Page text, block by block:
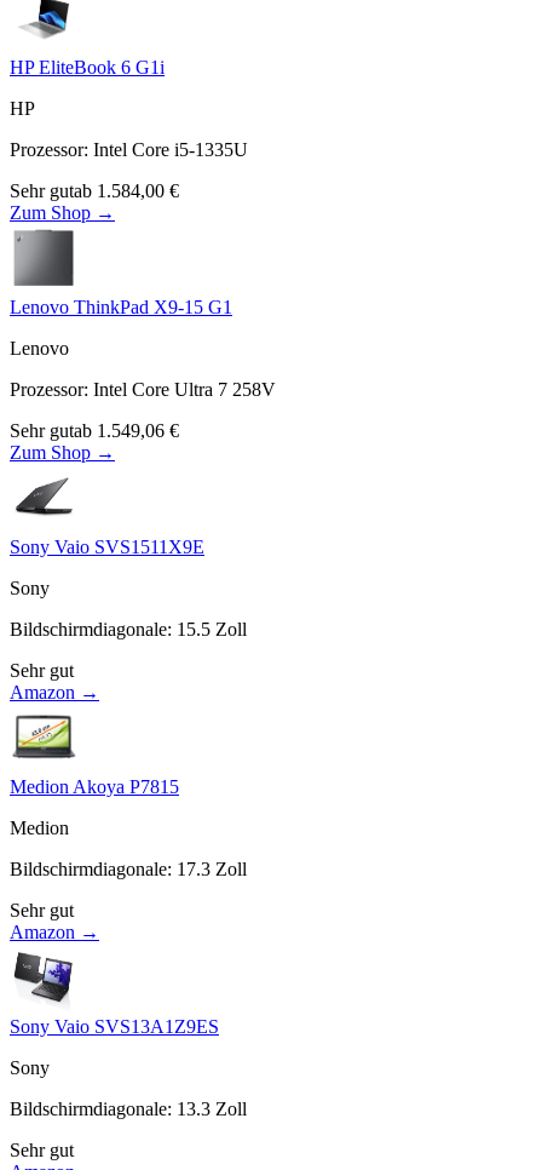
HP EliteBook 6 G1i
HP
Prozessor: Intel Core i5-1335U
Sehr gutab 1.584,00 €
Zum Shop →
Lenovo ThinkPad X9-15 G1
Lenovo
Prozessor: Intel Core Ultra 7 258V
Sehr gutab 1.549,06 €
Zum Shop →
Sony Vaio SVS1511X9E
Sony
Bildschirmdiagonale: 15.5 Zoll
Sehr gut
Amazon →
Medion Akoya P7815
Medion
Bildschirmdiagonale: 17.3 Zoll
Sehr gut
Amazon →
Sony Vaio SVS13A1Z9ES
Sony
Bildschirmdiagonale: 13.3 Zoll
Sehr gut